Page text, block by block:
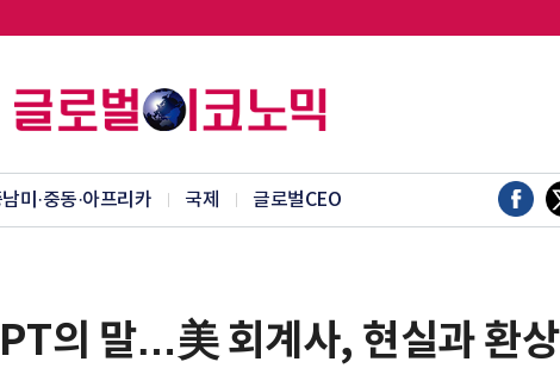
미·중동·아프리카 국제 글로벌CEO
의 말…美 회계사, 현실과 환